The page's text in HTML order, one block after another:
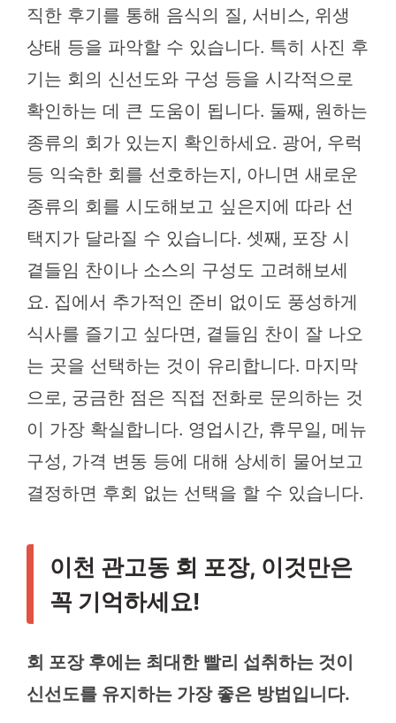
직한 후기를 통해 음식의 질, 서비스, 위생
상태 등을 파악할 수 있습니다. 특히 사진 후
기는 회의 신선도와 구성 등을 시각적으로
확인하는 데 큰 도움이 됩니다. 둘째, 원하는
종류의 회가 있는지 확인하세요. 광어, 우럭
등 익숙한 회를 선호하는지, 아니면 새로운
종류의 회를 시도해보고 싶은지에 따라 선
택지가 달라질 수 있습니다. 셋째, 포장 시
곁들임 찬이나 소스의 구성도 고려해보세
요. 집에서 추가적인 준비 없이도 풍성하게
식사를 즐기고 싶다면, 곁들임 찬이 잘 나오
는 곳을 선택하는 것이 유리합니다. 마지막
으로, 궁금한 점은 직접 전화로 문의하는 것
이 가장 확실합니다. 영업시간, 휴무일, 메뉴
구성, 가격 변동 등에 대해 상세히 물어보고
결정하면 후회 없는 선택을 할 수 있습니다.
이천 관고동 회 포장, 이것만은
꼭 기억하세요!
회 포장 후에는 최대한 빨리 섭취하는 것이
신선도를 유지하는 가장 좋은 방법입니다.